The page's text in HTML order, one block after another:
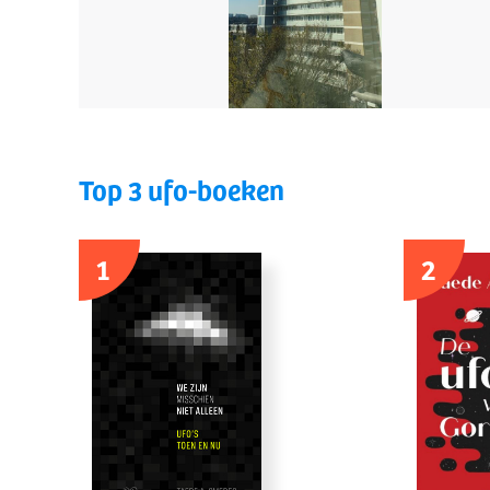
Top 3 ufo-boeken
1
2